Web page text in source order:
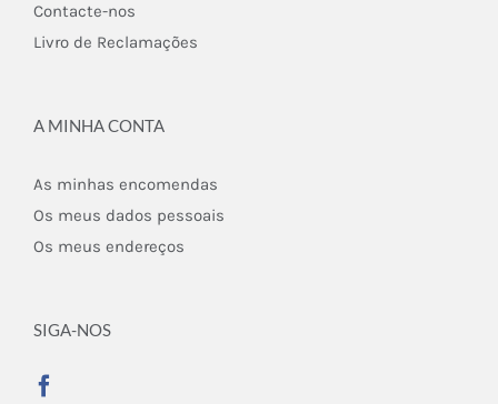
Contacte-nos
Livro de Reclamações
A MINHA CONTA
As minhas encomendas
Os meus dados pessoais
Os meus endereços
SIGA-NOS